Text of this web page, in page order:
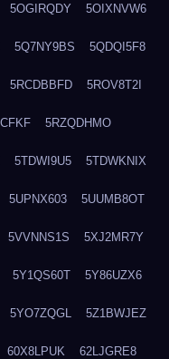
5OGIRQDY 5OIXNVW6
5Q7NY9BS 5QDQI5F8
5RCDBBFD 5ROV8T2I
5RZQDHMO
5TDWI9U5 5TDWKNIX
5UPNX603 5UUMB8OT
5VVNNS1S 5XJ2MR7Y
5Y1QS60T 5Y86UZX6
5YO7ZQGL 5Z1BWJEZ
60X8LPUK 62LJGRE8